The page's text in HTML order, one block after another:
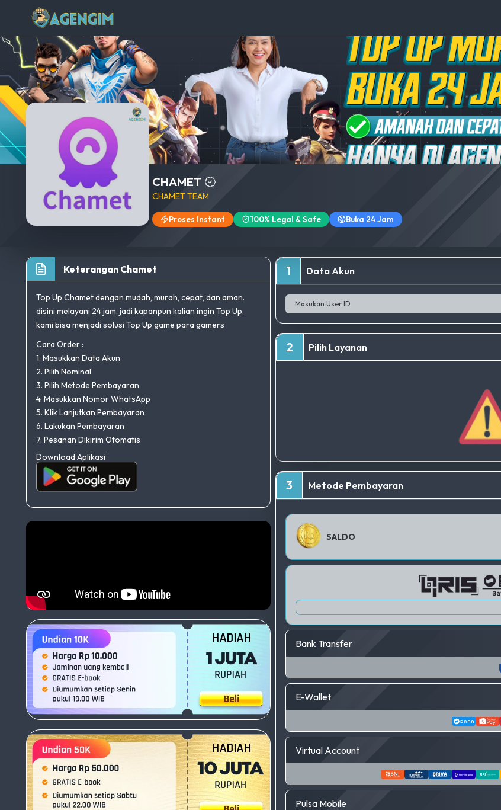
CHAMET
CHAMET TEAM
Proses Instant 100% Legal & Safe Buka 24 Jam
Keterangan Chamet
Top Up Chamet dengan mudah, murah, cepat, dan aman.
disini melayani 24 jam, jadi kapanpun kalian ingin Top Up.
kami bisa menjadi solusi Top Up game para gamers
Cara Order :
1. Masukkan Data Akun
2. Pilih Nominal
3. Pilih Metode Pembayaran
4. Masukkan Nomor WhatsApp
5. Klik Lanjutkan Pembayaran
6. Lakukan Pembayaran
7. Pesanan Dikirim Otomatis
Download Aplikasi
1 Data Akun
2 Pilih Layanan
3 Metode Pembayaran
SALDO
Bank Transfer
E-Wallet
Virtual Account
Pulsa Mobile